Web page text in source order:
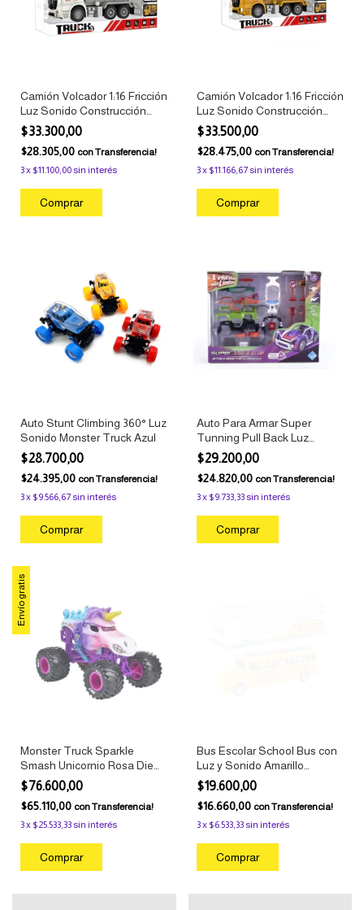
Camión Volcador 1:16 Fricción
Luz Sonido Construcción
Infantil Beige
$33.300,00
$28.305,00 conTransferencia!
3x $11.100,00sin interés
Camión Volcador 1:16 Fricción
Luz Sonido Construcción
Infantil
$33.500,00
$28.475,00 conTransferencia!
3x $11.166,67sin interés
Auto Stunt Climbing 360° Luz
Sonido Monster Truck Azul
$28.700,00
$24.395,00 conTransferencia!
3x $9.566,67sin interés
Auto Para Armar Super
Tunning Pull Back Luz
Sonido El Duende Azul al
azar
$29.200,00
$24.820,00 conTransferencia!
3x $9.733,33sin interés
Envío gratis
Monster Truck Sparkle
Smash Unicornio Rosa Die
Cast 1:24 Monster Jam
$76.600,00
$65.110,00 conTransferencia!
3x $25.533,33sin interés
Bus Escolar School Bus con
Luz y Sonido Amarillo
Juguete Pixelbags
$19.600,00
$16.660,00 conTransferencia!
3x $6.533,33sin interés